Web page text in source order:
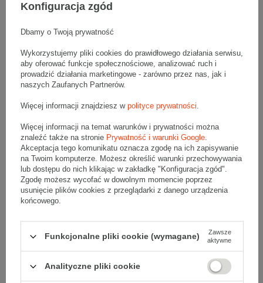
wysokość)
• zewnętrzne:250x150x300 mm
• wewnętrzne:
244x144x288 mm
• pojemność:10 l
Materiał :
• fala:B
• gramatura:
380 g/m2
• kolor:Szary
Dodatkowe:
• waga jednostkowa (+/-5%):135 g
• typ fefco:F0201
• Poczta Polska List L
• Poczta Polska Paczka A
• InPost B
Konfiguracja zgód
Dbamy o Twoją prywatność
Wykorzystujemy pliki cookies do prawidłowego działania serwisu,
aby oferować funkcje społecznościowe, analizować ruch i
prowadzić działania marketingowe - zarówno przez nas, jak i
naszych Zaufanych Partnerów.
Więcej informacji znajdziesz w polityce prywatności.
Więcej informacji na temat warunków i prywatności można
znaleźć także na stronie Prywatność i warunki Google.
Akceptacja tego komunikatu oznacza zgodę na ich zapisywanie
na Twoim komputerze. Możesz określić warunki przechowywania
lub dostępu do nich klikając w zakładkę "Konfiguracja zgód".
Zgodę możesz wycofać w dowolnym momencie poprzez
usunięcie plików cookies z przeglądarki z danego urządzenia
końcowego.
Funkcjonalne pliki cookie (wymagane)
Zawsze
aktywne
Analityczne pliki cookie